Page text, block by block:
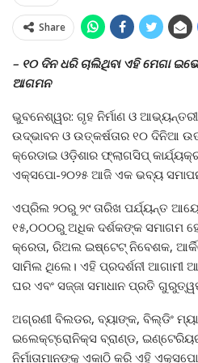
Share
– ୧୦ ଦିନ ଧରି ଚାଲିଥିବା ଏହି ମେଗା
ଆଗମନ
ଭୁବନେଶ୍ୱର: ଗୃହ ନିର୍ମାଣ ଓ
ଉଦ୍ଭାବନ ଓ ଉତ୍କର୍ଷତାର ୧୦ ଦିନିଆ
କ୍ରେଡାଇ ଓଡ଼ିଶାର ଫ୍ଲାଗସିପ୍
ଏକ୍ସପୋ-୨୦୨୫ ଆଜି ଏକ ଭବ୍ୟ
ଏପ୍ରିଲ ୨୦ରୁ ୨୯ ତାରିଖ ପର୍ଯ୍ୟନ୍ତ
୧୫,୦୦୦ରୁ ଅଧିକ ଦର୍ଶକଙ୍କ ସମାଗମ
କ୍ରେତା, ରିଅଲ ଇଷ୍ଟେଟ୍ ନିବେଶକ,
ସାମିଲ ଥିଲେ। ଏହି ପ୍ରଦର୍ଶନୀ ଆଗାମୀ
ଘର ଏବଂ ସଜ୍ଜା ସମାଧାନ ପ୍ରତି
ଅଗ୍ରଣୀ ବିଲଡର, ବ୍ୟାଙ୍କ, ବିଲ୍ଡିଂ
ଇଲେକ୍ଟ୍ରୋନିକ୍ସ ବ୍ରାଣ୍ଡ,
ନିର୍ମାତାମାନଙ୍କୁ ଏକାଠି କରି ଏହି